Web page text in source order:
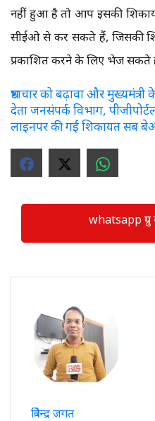
नहीं हुआ है तो आप इसकी
सीईओ से कर सकते हैं, जिसकी
प्रकाशित करने के लिए भेज सकते
भ्रष्टाचार को बढ़ावा और
देता जनसंपर्क विभाग,
लाइनपर की गई शिकायत सब
whatsapp
त्रिवेन्द्र जगत